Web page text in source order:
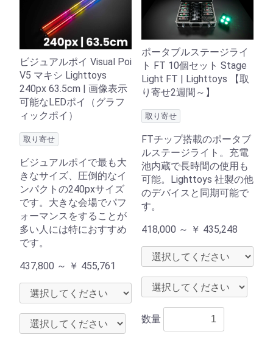
ビジュアルポイ Visual Poi
V5 マキシ Lighttoys
240px 63.5cm | 画像表示
可能なLEDポイ（グラフ
ィックポイ）
取り寄せ
ビジュアルポイで最も大
きなサイズ、圧倒的なイ
ンパクトの240pxサイズ
です。大きな会場でパフ
ォーマンスをすることが
多い人には特におすすめ
です。
437,800 ～ ￥ 455,761
ポータブルステージライ
ト FT 10個セット Stage
Light FT | Lighttoys 【取
り寄せ2週間～】
取り寄せ
FTチップ搭載のポータブ
ルステージライト。充電
池内蔵で長時間の使用も
可能。Lighttoys 社製の他
のデバイスと同期可能で
す。
418,000 ～ ￥ 435,248
数量